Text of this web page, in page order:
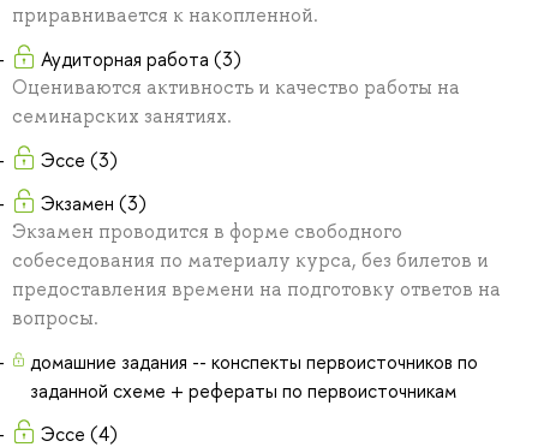
приравнивается к накопленной.
Аудиторная работа (3)
Оцениваются активность и качество работы на
семинарских занятиях.
Эссе (3)
Экзамен (3)
Экзамен проводится в форме свободного
собеседования по материалу курса, без билетов и
предоставления времени на подготовку ответов на
вопросы.
домашние задания -- конспекты первоисточников по
заданной схеме + рефераты по первоисточникам
Эссе (4)